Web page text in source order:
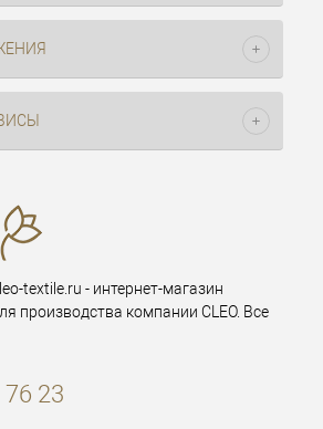
textile.ru - интернет-магазин
производства компании CLEO. Все
23